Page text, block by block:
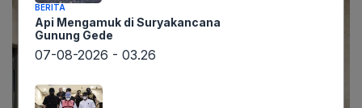
BERITA
Api Mengamuk di Suryakancana
Gunung Gede
07-08-2026 - 03.26